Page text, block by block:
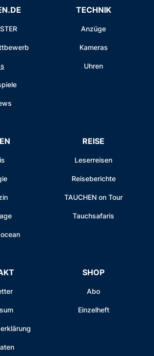
TECHNIK
Anzüge
Kameras
Uhren
REISE
Leserreisen
Reiseberichte
TAUCHEN on Tour
Tauchsafaris
SHOP
Abo
Einzelheft